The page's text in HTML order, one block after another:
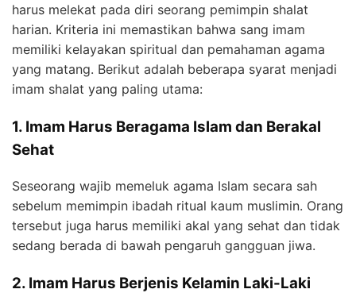
harus melekat pada diri seorang pemimpin shalat
harian. Kriteria ini memastikan bahwa sang imam
memiliki kelayakan spiritual dan pemahaman agama
yang matang. Berikut adalah beberapa syarat menjadi
imam shalat yang paling utama:
1. Imam Harus Beragama Islam dan Berakal
Sehat
Seseorang wajib memeluk agama Islam secara sah
sebelum memimpin ibadah ritual kaum muslimin. Orang
tersebut juga harus memiliki akal yang sehat dan tidak
sedang berada di bawah pengaruh gangguan jiwa.
2. Imam Harus Berjenis Kelamin Laki-Laki